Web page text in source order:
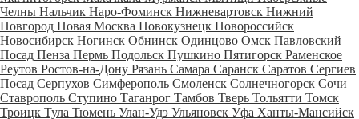
Челны Нальчик Наро-Фоминск Нижневартовск Нижний
Новгород Новая Москва Новокузнецк Новороссийск
Новосибирск Ногинск Обнинск Одинцово Омск Павловский
Посад Пенза Пермь Подольск Пушкино Пятигорск Раменское
Реутов Ростов-на-Дону Рязань Самара Саранск Саратов Сергиев
Посад Серпухов Симферополь Смоленск Солнечногорск Сочи
Ставрополь Ступино Таганрог Тамбов Тверь Тольятти Томск
Троицк Тула Тюмень Улан-Удэ Ульяновск Уфа Ханты-Мансийск